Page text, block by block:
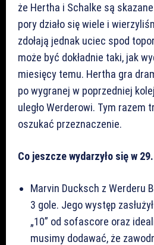
że Hertha i Schalke są
pory działo się wiele i
zdołają jednak uciec spod
może być dokładnie taki, jak
miesięcy temu. Hertha gra
po wygranej w poprzedniej
uległo Werderowi. Tym razem
oszukać przeznaczenie.
Co jeszcze wydarzyło się w
Marvin Ducksch z Werderu
3 gole. Jego występ
„10” od sofascore oraz
musimy dodawać, że